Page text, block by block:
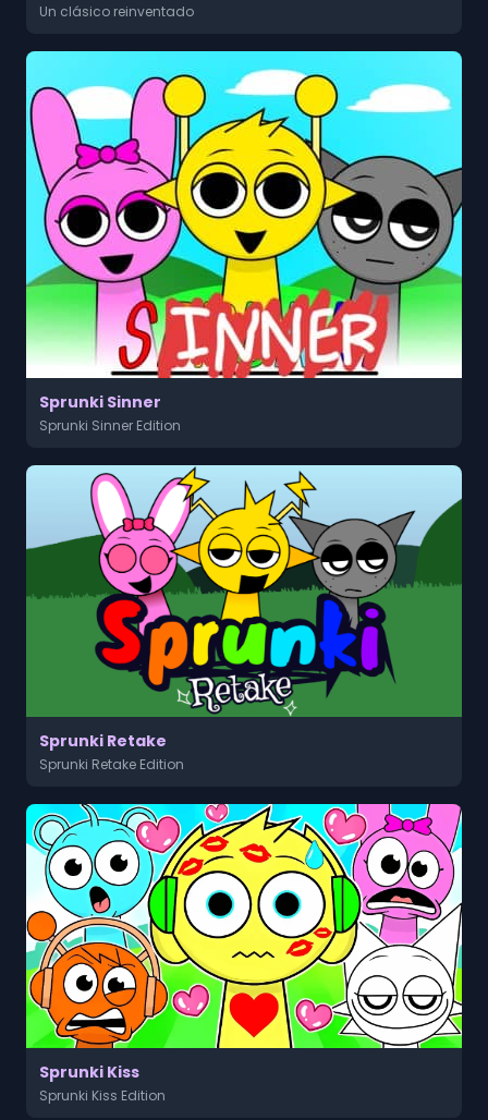
Un clásico reinventado
Sprunki Sinner
Sprunki Sinner Edition
Sprunki Retake
Sprunki Retake Edition
Sprunki Kiss
Sprunki Kiss Edition